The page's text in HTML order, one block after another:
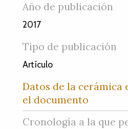
Año de publicación
2017
Tipo de publicación
Artículo
Datos de la cerámica
el documento
Cronología a la que